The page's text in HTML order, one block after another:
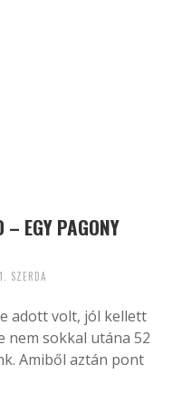
– EGY PAGONY
SZERDA
adott volt, jól kellett
nem sokkal utána 52
Amiből aztán pont